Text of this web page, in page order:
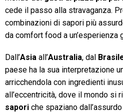
cede il passo alla stravaganza.
combinazioni di sapori più
da comfort food a un’esperienza
Dall’Asia all’Australia, dal
paese ha la sua interpretazione
arricchendola con ingredienti
all’eccentricità, dove il mondo si
sapori che spaziano